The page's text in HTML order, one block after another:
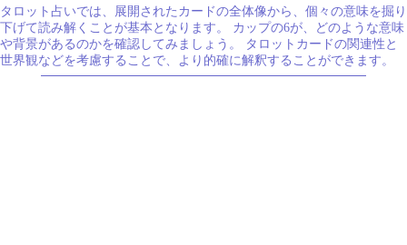
タロット占いでは、展開されたカードの全体像から、個々の意味を掘り
下げて読み解くことが基本となります。 カップの6が、どのような意味
や背景があるのかを確認してみましょう。 タロットカードの関連性と
世界観などを考慮することで、より的確に解釈することができます。